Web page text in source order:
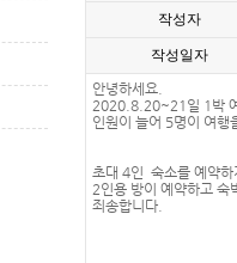
작성자
작성일자
안녕하세요.
2020.8.20~21일 1박
인원이 늘어 5명이 여행
초대 4인 숙소를 예약하
2인용 방이 예약하고 숙
죄송합니다.